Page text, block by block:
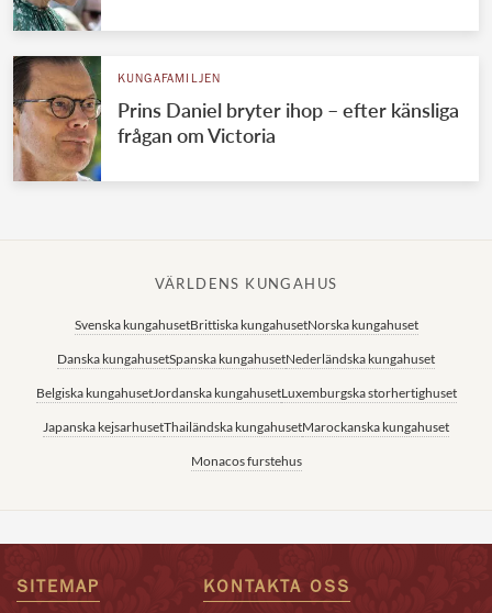
KUNGAFAMILJEN
Prins Daniel bryter ihop – efter känsliga
frågan om Victoria
VÄRLDENS KUNGAHUS
Svenska kungahusetBrittiska kungahusetNorska kungahuset
Danska kungahusetSpanska kungahusetNederländska kungahuset
Belgiska kungahusetJordanska kungahusetLuxemburgska storhertighuset
Japanska kejsarhusetThailändska kungahusetMarockanska kungahuset
Monacos furstehus
SITEMAP KONTAKTA OSS